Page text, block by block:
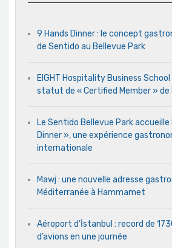
9 Hands Dinner : le concept
de Sentido au Bellevue Park
EIGHT Hospitality Business
statut de « Certified Member » de
Le Sentido Bellevue Park accueille
Dinner », une expérience
internationale
Mawj : une nouvelle adresse
Méditerranée à Hammamet
Aéroport d’İstanbul : record de
d’avions en une journée